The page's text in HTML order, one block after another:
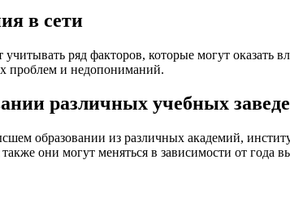
в сети
ряд факторов, которые могут оказать
проблем и недопониманий.
различных учебных
образовании из различных академий,
они могут меняться в зависимости от года